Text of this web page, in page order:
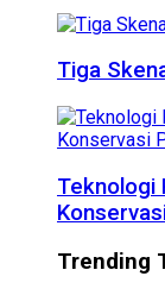
Tiga
Teknologi
Trending